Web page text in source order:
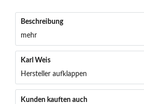
Beschreibung
mehr
Karl Weis
Hersteller aufklappen
Kunden kauften auch